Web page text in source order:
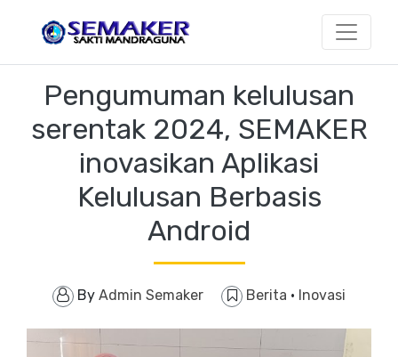
Pengumuman kelulusan
serentak 2024, SEMAKER
inovasikan Aplikasi
Kelulusan Berbasis
Android
By Admin Semaker Berita · Inovasi